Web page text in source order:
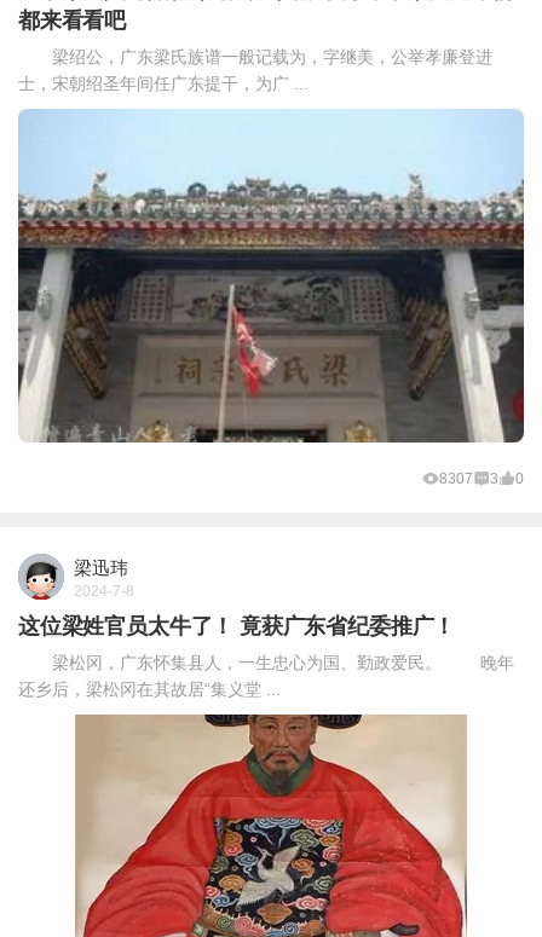
都来看看吧
梁绍公，广东梁氏族谱一般记载为，字继美，公举孝廉登进
士，宋朝绍圣年间任广东提干，为广 ...
8307 3 0
梁迅玮
2024-7-8
这位梁姓官员太牛了！ 竟获广东省纪委推广！
梁松冈，广东怀集县人，一生忠心为国、勤政爱民。 晚年
还乡后，梁松冈在其故居“集义堂 ...